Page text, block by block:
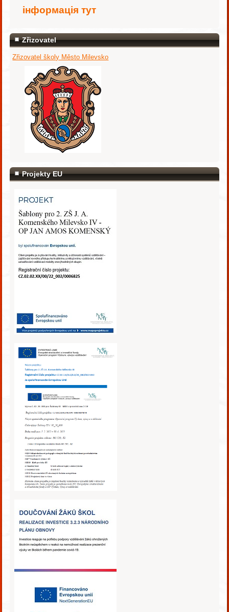
інформація тут
Zřizovatel
Zřizovatel školy Město Milevsko
Projekty EU